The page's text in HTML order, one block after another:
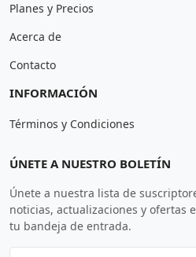
Planes y Precios
Acerca de
Contacto
INFORMACIÓN
Términos y Condiciones
ÚNETE A NUESTRO BOLETÍN
Únete a nuestra lista de
noticias, actualizaciones y ofertas
tu bandeja de entrada.